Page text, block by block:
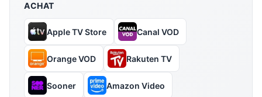
ACHAT
Apple TV Store Canal VOD
Orange VOD Rakuten TV
Sooner Amazon Video